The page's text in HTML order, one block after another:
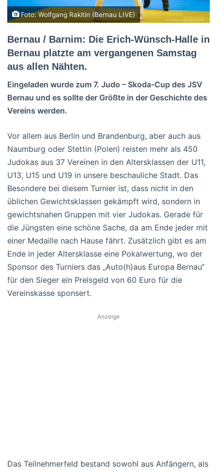
Foto: Wolfgang Rakitin (Bernau LIVE)
Bernau / Barnim: Die Erich-Wünsch-Halle in
Bernau platzte am vergangenen Samstag
aus allen Nähten.
Eingeladen wurde zum 7. Judo – Skoda-Cup des JSV
Bernau und es sollte der Größte in der Geschichte des
Vereins werden.
Vor allem aus Berlin und Brandenburg, aber auch aus
Naumburg oder Stettin (Polen) reisten mehr als 450
Judokas aus 37 Vereinen in den Altersklassen der U11,
U13, U15 und U19 in unsere beschauliche Stadt. Das
Besondere bei diesem Turnier ist, dass nicht in den
üblichen Gewichtsklassen gekämpft wird, sondern in
gewichtsnahen Gruppen mit vier Judokas. Gerade für
die Jüngsten eine schöne Sache, da am Ende jeder mit
einer Medaille nach Hause fährt. Zusätzlich gibt es am
Ende in jeder Altersklasse eine Pokalwertung, wo der
Sponsor des Turniers das „Auto(h)aus Europa Bernau“
für den Sieger ein Preisgeld von 60 Euro für die
Vereinskasse sponsert.
Anzeige
Das Teilnehmerfeld bestand sowohl aus Anfängern, als